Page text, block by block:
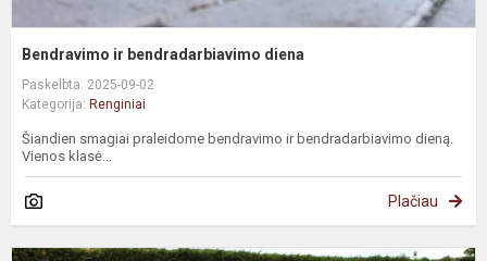
Bendravimo ir bendradarbiavimo diena
Paskelbta: 2025-09-02
Kategorija: Renginiai
Šiandien smagiai praleidome bendravimo ir bendradarbiavimo dieną.
Vienos klasė...
Plačiau